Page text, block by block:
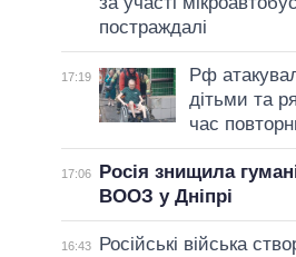
постраждалі
17:19
Рф
дітьми та
час
17:06
Росія знищила
ВООЗ у Дніпрі
16:43
Російські війська